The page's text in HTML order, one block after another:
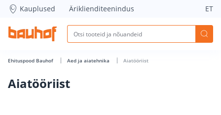
Aiatööriist - Bauhof has loaded
Kauplused Äriklienditeenindus ET
Ehituspood Bauhof Aed ja aiatehnika Aiatööriist
Aiatööriist